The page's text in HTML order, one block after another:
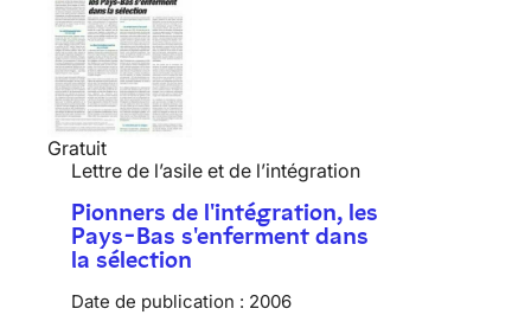
Gratuit
Lettre de l’asile et de l’intégration
Pionners de l'intégration, les
Pays-Bas s'enferment dans
la sélection
Date de publication : 2006